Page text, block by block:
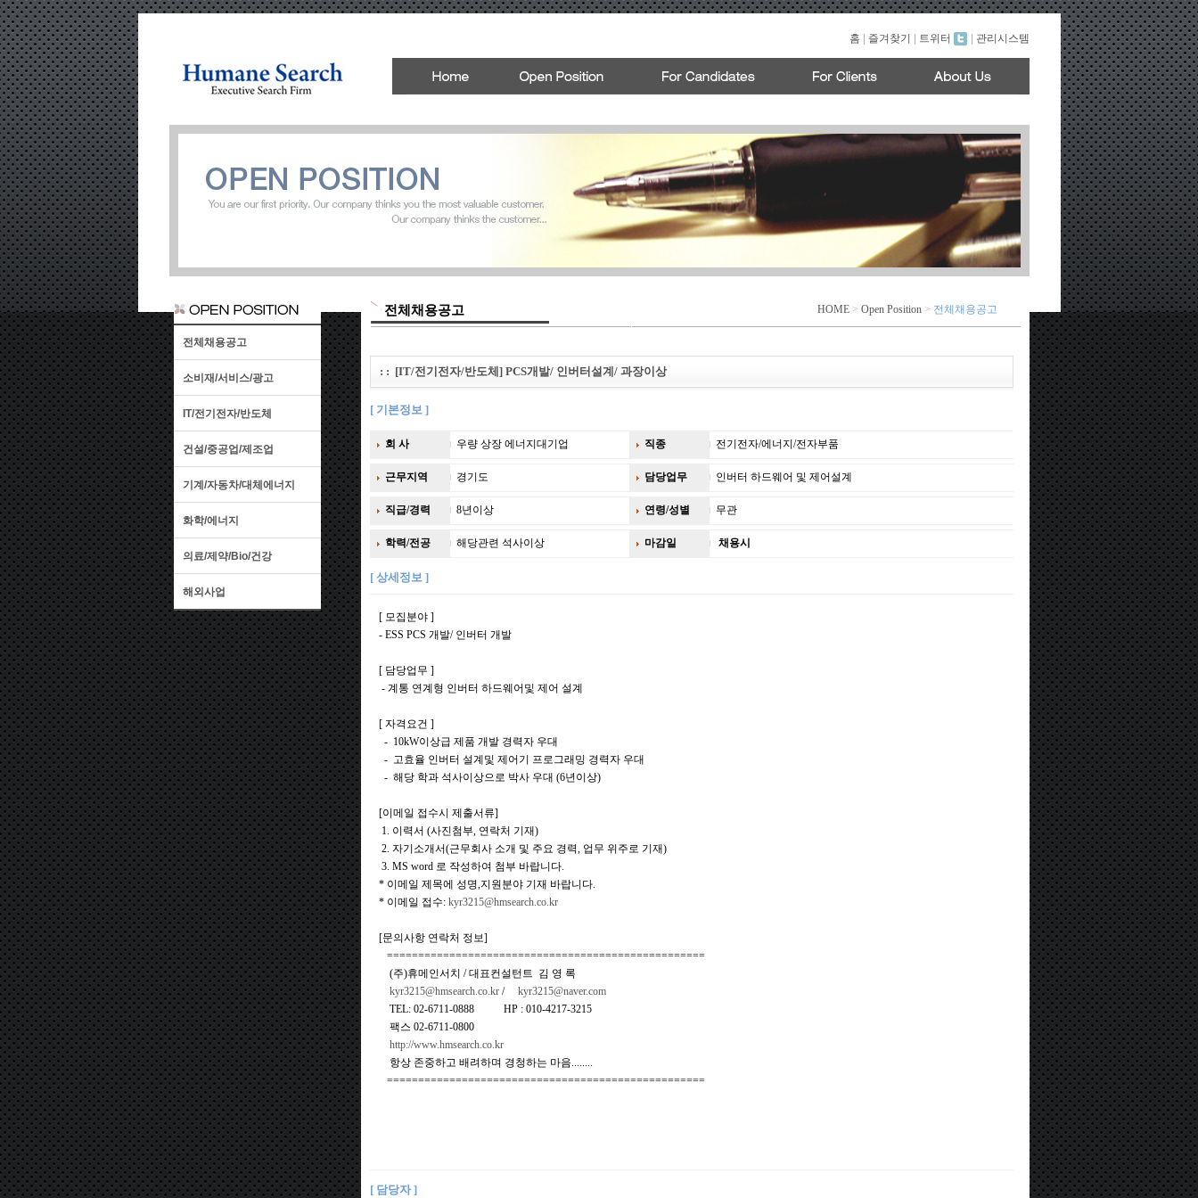
홈 즐겨찾기 트위터 관리시스템
전체채용공고
소비재/서비스/광고
IT/전기전자/반도체
건설/중공업/제조업
기계/자동차/대체에너지
화학/에너지
의료/제약/Bio/건강
해외사업
전체채용공고 HOME> Open Position> 전체채용공고
: : [IT/전기전자/반도체] PCS개발/ 인버터설계/ 과장이상
[ 기본정보 ]
회 사 우량 상장 에너지대기업 직종 전기전자/에너지/전자부품
근무지역 경기도 담당업무 인버터 하드웨어 및 제어설계
직급/경력 8년이상 연령/성별 무관
학력/전공 해당관련 석사이상 마감일 채용시
[ 상세정보 ]
[ 모집분야 ]
- ESS PCS 개발/ 인버터 개발
[ 담당업무 ]
- 계통 연계형 인버터 하드웨어및 제어 설계
[ 자격요건 ]
- 10kW이상급 제품 개발 경력자 우대
- 고효율 인버터 설계및 제어기 프로그래밍 경력자 우대
- 해당 학과 석사이상으로 박사 우대 (6년이상)
[이메일 접수시 제출서류]
1. 이력서 (사진첨부, 연락처 기재)
2. 자기소개서(근무회사 소개 및 주요 경력, 업무 위주로 기재)
3. MS word 로 작성하여 첨부 바랍니다.
* 이메일 제목에 성명,지원분야 기재 바랍니다.
* 이메일 접수: kyr3215@hmsearch.co.kr
[문의사항 연락처 정보]
===================================================
(주)휴메인서치 / 대표컨설턴트 김 영 록
kyr3215@hmsearch.co.kr/ kyr3215@naver.com
TEL: 02-6711-0888 HP : 010-4217-3215
팩스 02-6711-0800
http://www.hmsearch.co.kr
항상 존중하고 배려하며 경청하는 마음........
===================================================
[ 담당자 ]